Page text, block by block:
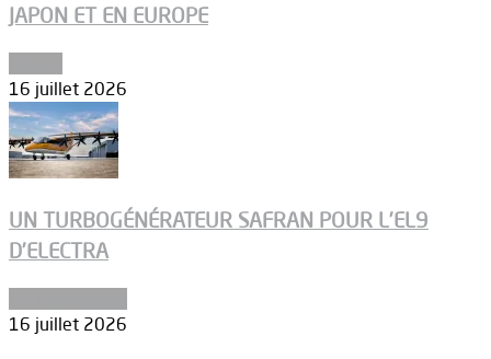
JAPON ET EN EUROPE
16 juillet 2026
UN TURBOGÉNÉRATEUR SAFRAN POUR L’EL9
D’ELECTRA
16 juillet 2026